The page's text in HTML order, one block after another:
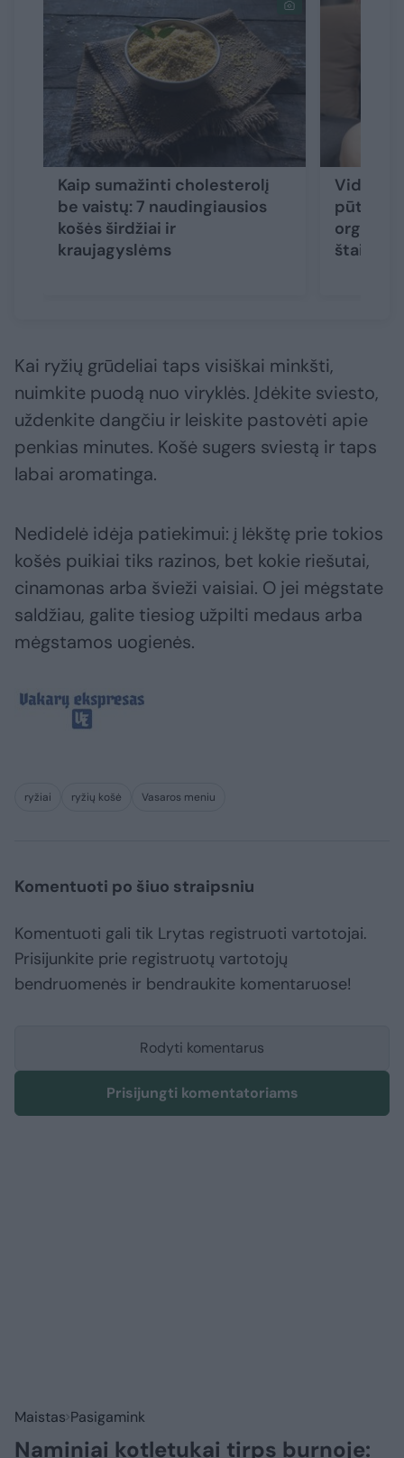
Kaip sumažinti cholesterolį
be vaistų: 7 naudingiausios
košės širdžiai ir
kraujagyslėms
Vidurių
štai, ko
Kai ryžių grūdeliai taps visiškai minkšti,
nuimkite puodą nuo viryklės. Įdėkite sviesto,
uždenkite dangčiu ir leiskite pastovėti apie
penkias minutes. Košė sugers sviestą ir taps
labai aromatinga.
Nedidelė idėja patiekimui: į lėkštę prie tokios
košės puikiai tiks razinos, bet kokie riešutai,
cinamonas arba švieži vaisiai. O jei mėgstate
saldžiau, galite tiesiog užpilti medaus arba
mėgstamos uogienės.
ryžiai ryžių košė Vasaros meniu
Komentuoti po šiuo straipsniu
Komentuoti gali tik Lrytas registruoti vartotojai.
Prisijunkite prie registruotų vartotojų
bendruomenės ir bendraukite komentaruose!
Rodyti komentarus
Prisijungti komentatoriams
Maistas Pasigamink
Naminiai kotletukai tirps burnoje: